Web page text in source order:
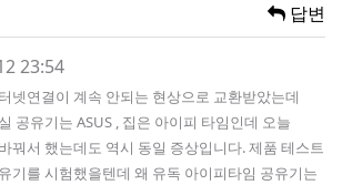
답변
23:54
넷연결이 계속 안되는 현상으로 교환받았는데
공유기는 ASUS , 집은 아이피 타임인데 오늘
꿔서 했는데도 역시 동일 증상입니다. 제품 테스트
기를 시험했을텐데 왜 유독 아이피타임 공유기는